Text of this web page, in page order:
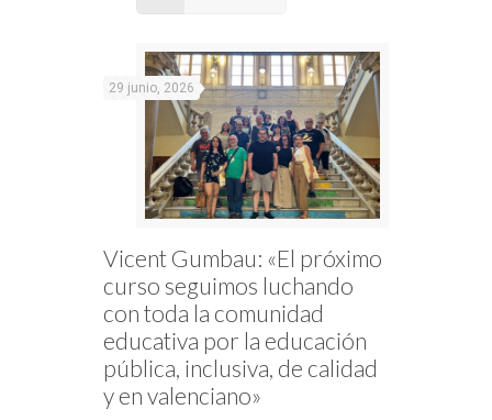
29 junio, 2026
Vicent Gumbau: «El próximo
curso seguimos luchando
con toda la comunidad
educativa por la educación
pública, inclusiva, de calidad
y en valenciano»